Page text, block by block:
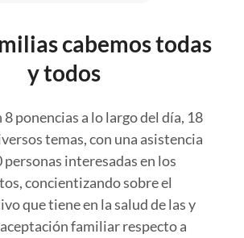
cabemos todas
y todos
ponencias a lo largo del día, 18
temas, con una asistencia
personas interesadas en los
concientizando sobre el
que tiene en la salud de las y
familiar respecto a